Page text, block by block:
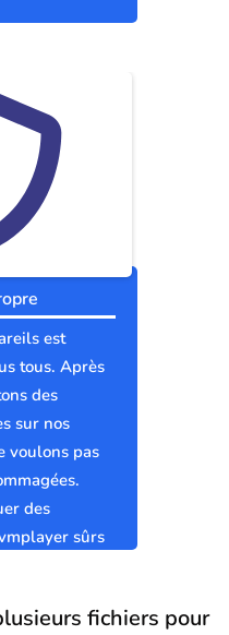
est
tous. Après
des
sur nos
voulons pas
des
sûrs
fichiers pour